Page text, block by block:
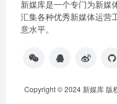
新媒库是一个专门为新媒
汇集各种优秀新媒体运营
意水平。
Copyright © 2024 新媒库 版